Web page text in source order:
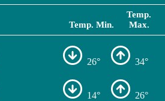
Temp. Min.
Temp.
Max.
26° 34°
14° 26°